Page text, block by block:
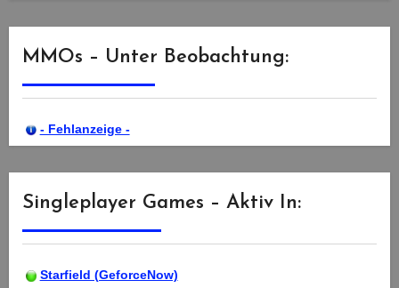
MMOs – Unter Beobachtung:
- Fehlanzeige -
Singleplayer Games – Aktiv In:
Starfield (GeforceNow)